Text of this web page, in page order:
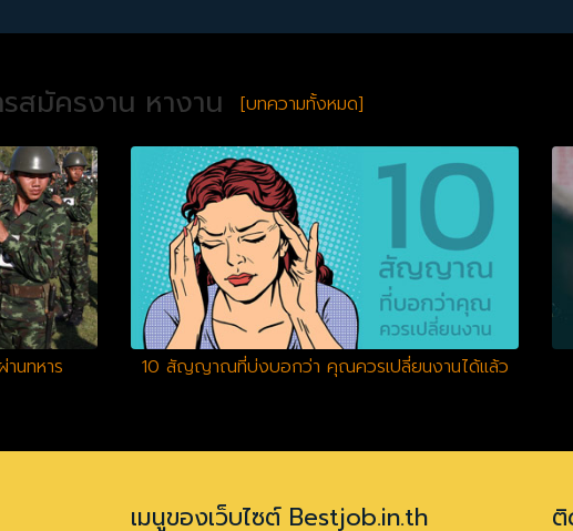
สมัครงาน หางาน [บทความทั้งหมด]
นทหาร 10 สัญญาณที่บ่งบอกว่า คุณควรเปลี่ยนงานได้แล้ว
เมนูของเว็บไซต์ Bestjob.in.th ติ